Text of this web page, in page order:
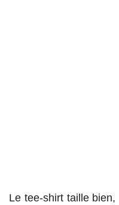
Le tee-shirt taille bien,